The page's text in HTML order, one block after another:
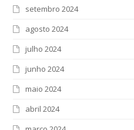
setembro 2024
agosto 2024
julho 2024
junho 2024
maio 2024
abril 2024